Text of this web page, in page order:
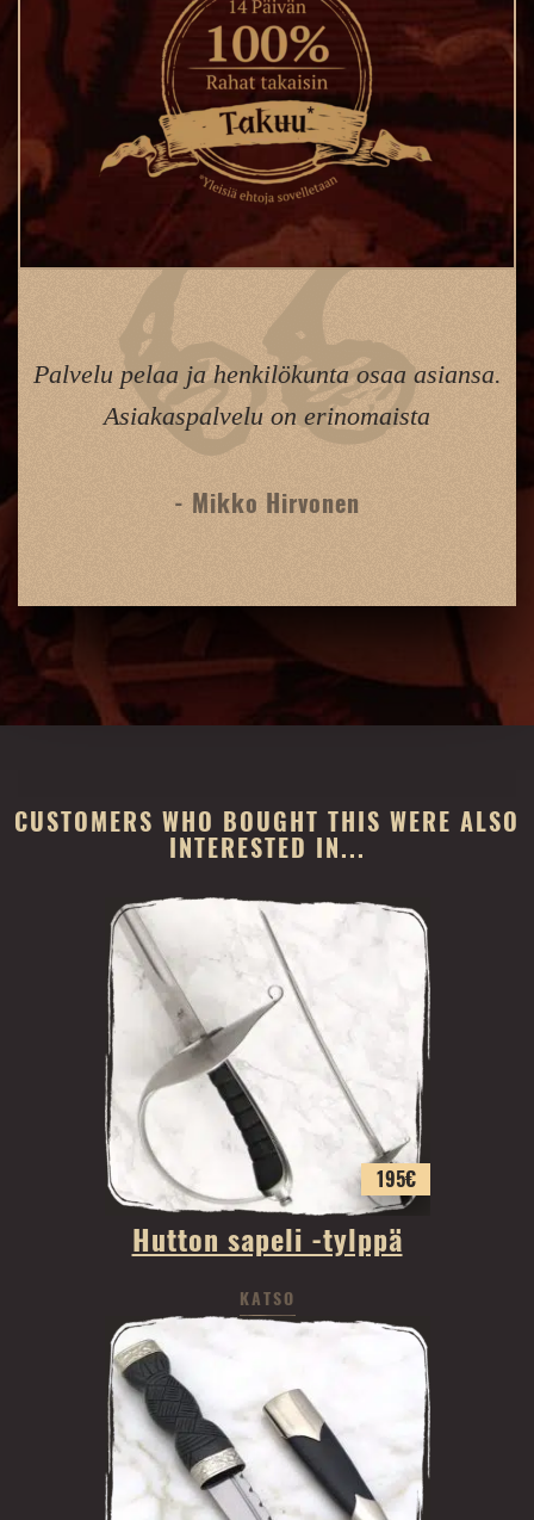
Palvelu pelaa ja henkilökunta osaa asiansa.
Asiakaspalvelu on erinomaista
- Mikko Hirvonen
CUSTOMERS WHO BOUGHT THIS WERE ALSO
INTERESTED IN...
195€
Hutton sapeli -tylppä
KATSO